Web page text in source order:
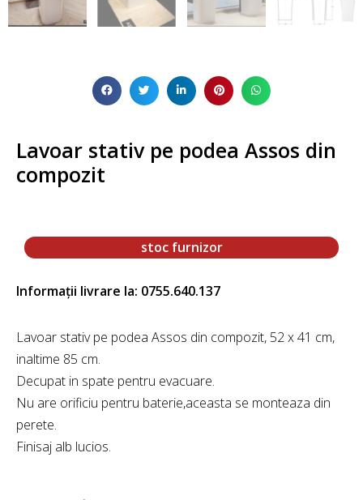
Lavoar stativ pe podea Assos din
compozit
stoc furnizor
Informații livrare la: 0755.640.137
Lavoar stativ pe podea Assos din compozit, 52 x 41 cm,
inaltime 85 cm.
Decupat in spate pentru evacuare.
Nu are orificiu pentru baterie,aceasta se monteaza din
perete.
Finisaj alb lucios.